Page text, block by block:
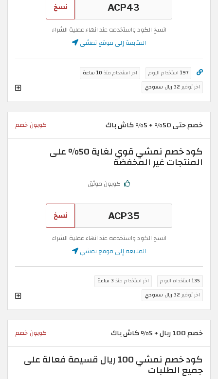
نسخ
انسخ الكود واستخدمه عند انهاء عملية الشراء
المتابعة إلى موقع نمشي
197 استخدام اليوم اخر استخدام منذ 10 ساعة
اخر توفير 32 ريال سعودي
خصم حتى 50% + 5% كاش باك كوبون خصم
كود خصم نمشي قوي لغاية 50% على
المنتجات غير المخفضة
كوبون موثق
نسخ
انسخ الكود واستخدمه عند انهاء عملية الشراء
المتابعة إلى موقع نمشي
135 استخدام اليوم اخر استخدام منذ 3 ساعة
اخر توفير 32 ريال سعودي
خصم 100 ريال + 5% كاش باك كوبون خصم
كود خصم نمشي 100 ريال قسيمة فعالة على
جميع الطلبات